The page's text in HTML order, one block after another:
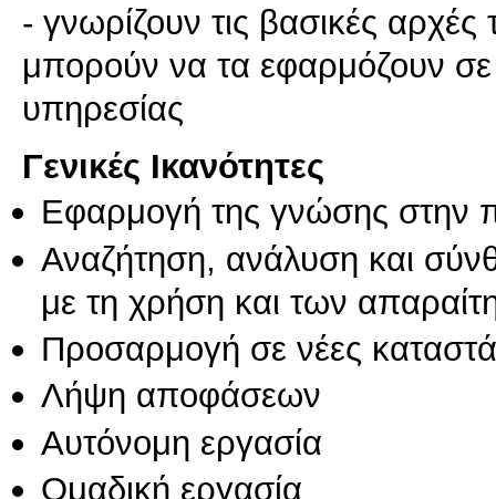
- γνωρίζουν τις βασικές
μπορούν να τα εφαρμόζουν σε
υπηρεσίας
Γενικές Ικανότητες
Εφαρμογή της γνώσης στην
Αναζήτηση, ανάλυση και
με τη χρήση και των
Προσαρμογή σε νέες
Λήψη αποφάσεων
Αυτόνομη εργασία
Ομαδική εργασία